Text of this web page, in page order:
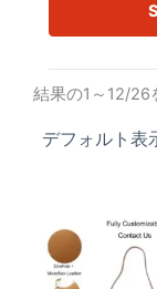
結果の1～12/26